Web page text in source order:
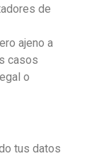
de
ajeno a
casos
o
tus datos